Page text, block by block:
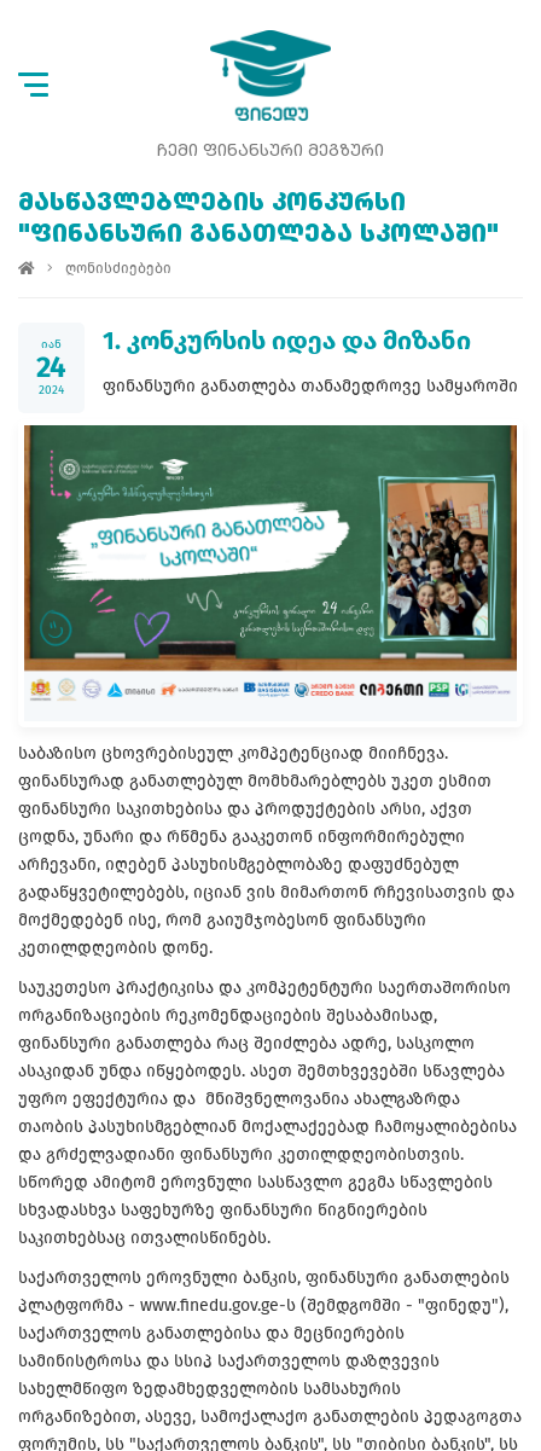
ᲩᲔᲛᲘ ᲤᲘᲜᲐᲜᲡᲣᲠᲘ ᲛᲔᲒᲖᲣᲠᲘ
ᲛᲐᲡᲬᲐᲕᲚᲔᲑᲚᲔᲑᲘᲡ ᲙᲝᲜᲙᲣᲠᲡᲘ
"ᲤᲘᲜᲐᲜᲡᲣᲠᲘ ᲒᲐᲜᲐᲗᲚᲔᲑᲐ ᲡᲙᲝᲚᲐᲨᲘ"
ღონისძიებები
იან
24
2024
1. კონკურსის იდეა და მიზანი
ფინანსური განათლება თანამედროვე სამყაროში
საბაზისო ცხოვრებისეულ კომპეტენციად მიიჩნევა.
ფინანსურად განათლებულ მომხმარებლებს უკეთ ესმით
ფინანსური საკითხებისა და პროდუქტების არსი, აქვთ
ცოდნა, უნარი და რწმენა გააკეთონ ინფორმირებული
არჩევანი, იღებენ პასუხისმგებლობაზე დაფუძნებულ
გადაწყვეტილებებს, იციან ვის მიმართონ რჩევისათვის და
მოქმედებენ ისე, რომ გაიუმჯობესონ ფინანსური
კეთილდღეობის დონე.
საუკეთესო პრაქტიკისა და კომპეტენტური საერთაშორისო
ორგანიზაციების რეკომენდაციების შესაბამისად,
ფინანსური განათლება რაც შეიძლება ადრე, სასკოლო
ასაკიდან უნდა იწყებოდეს. ასეთ შემთხვევებში სწავლება
უფრო ეფექტურია და მნიშვნელოვანია ახალგაზრდა
თაობის პასუხისმგებლიან მოქალაქეებად ჩამოყალიბებისა
და გრძელვადიანი ფინანსური კეთილდღეობისთვის.
სწორედ ამიტომ ეროვნული სასწავლო გეგმა სწავლების
სხვადასხვა საფეხურზე ფინანსური წიგნიერების
საკითხებსაც ითვალისწინებს.
საქართველოს ეროვნული ბანკის, ფინანსური განათლების
პლატფორმა - www.finedu.gov.ge-ს (შემდგომში - "ფინედუ"),
საქართველოს განათლებისა და მეცნიერების
სამინისტროსა და სსიპ საქართველოს დაზღვევის
სახელმწიფო ზედამხედველობის სამსახურის
ორგანიზებით, ასევე, სამოქალაქო განათლების პედაგოგთა
ფორუმის, სს "საქართველოს ბანკის", სს "თიბისი ბანკის", სს